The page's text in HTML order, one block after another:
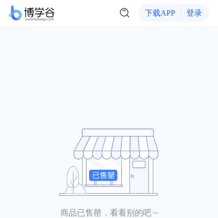
下载APP 登录
商品已售罄，看看别的吧 ~